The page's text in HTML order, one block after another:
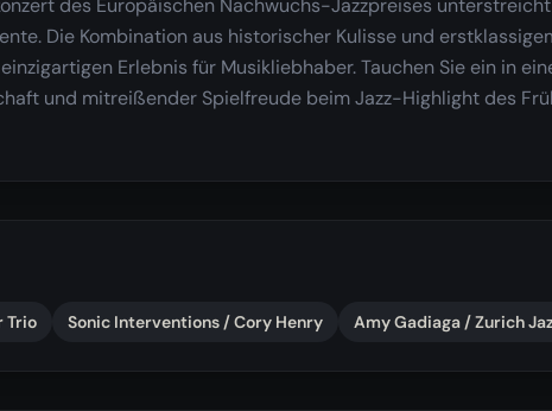
Die Kombination aus historischer Kulisse und
Erlebnis für Musikliebhaber. Tauchen Sie ein in
und mitreißender Spielfreude beim Jazz-Highlight des
Trio Sonic Interventions / Cory Henry Amy Gadiaga / Zurich